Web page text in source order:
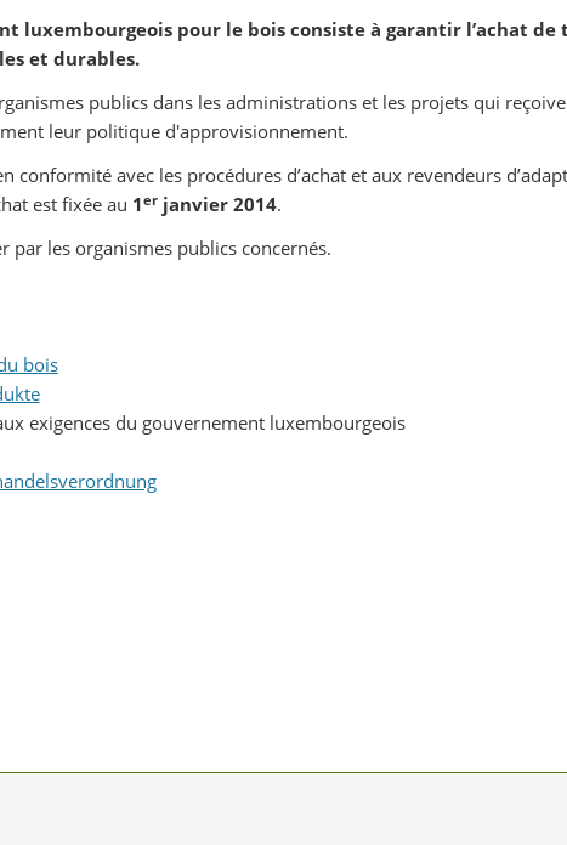
luxembourgeois pour le bois consiste à garantir l’achat
et durables.
publics dans les administrations et les projets qui
leur politique d'approvisionnement.
conformité avec les procédures d’achat et aux revendeurs
est fixée au 1erjanvier 2014.
par les organismes publics concernés.
bois
exigences du gouvernement luxembourgeois